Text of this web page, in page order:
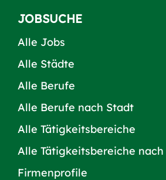
JOBSUCHE
Alle Jobs
Alle Städte
Alle Berufe
Alle Berufe nach Stadt
Alle Tätigkeitsbereiche
Alle Tätigkeitsbereiche
Firmenprofile